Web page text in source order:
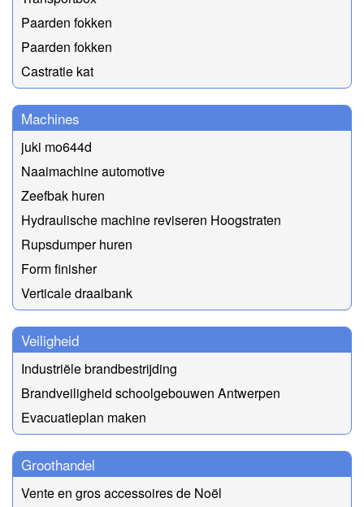
Paarden fokken
Paarden fokken
Castratie kat
Machines
juki mo644d
Naaimachine automotive
Zeefbak huren
Hydraulische machine reviseren Hoogstraten
Rupsdumper huren
Form finisher
Verticale draaibank
Veiligheid
Industriële brandbestrijding
Brandveiligheid schoolgebouwen Antwerpen
Evacuatieplan maken
Groothandel
Vente en gros accessoires de Noël